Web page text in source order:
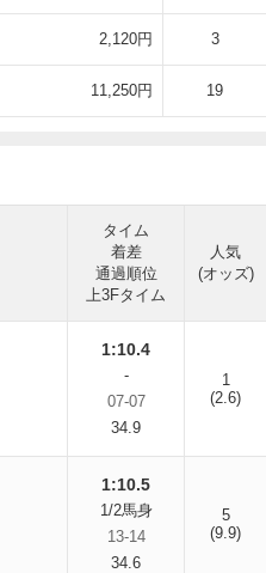
2,120円 3
11,250円 19
タイム
着差
通過順位
上3Fタイム
人気
(オッズ)
1:10.4
-
07-07
34.9
1
(2.6)
1:10.5
1/2馬身
13-14
34.6
5
(9.9)